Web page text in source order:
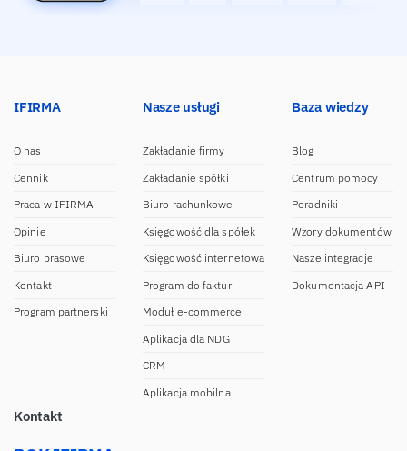
IFIRMA
O nas
Cennik
Praca w IFIRMA
Opinie
Biuro prasowe
Kontakt
Program partnerski
Nasze usługi
Zakładanie firmy
Zakładanie spółki
Biuro rachunkowe
Księgowość dla spółek
Księgowość internetowa
Program do faktur
Moduł e-commerce
Aplikacja dla NDG
CRM
Aplikacja mobilna
Baza wiedzy
Blog
Centrum pomocy
Poradniki
Wzory dokumentów
Nasze integracje
Dokumentacja API
Kontakt